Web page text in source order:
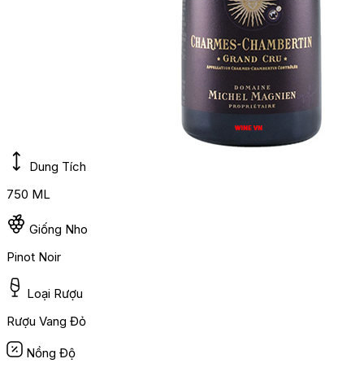
Dung Tích
750 ML
Giống Nho
Pinot Noir
Loại Rượu
Rượu Vang Đỏ
Nồng Độ